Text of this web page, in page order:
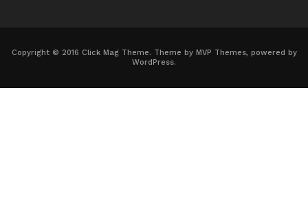
Copyright © 2016 Click Mag Theme. Theme by MVP Themes, powered by
WordPress.